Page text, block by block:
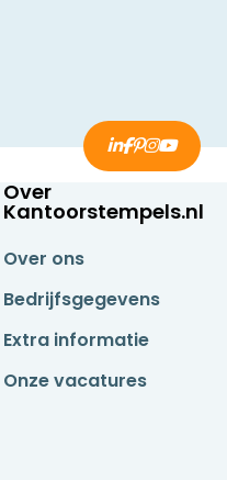
Over
Kantoorstempels.nl
Over ons
Bedrijfsgegevens
Extra informatie
Onze vacatures